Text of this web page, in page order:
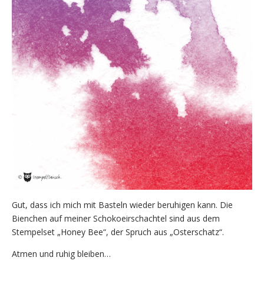
Gut, dass ich mich mit Basteln wieder beruhigen kann. Die
Bienchen auf meiner Schokoeirschachtel sind aus dem
Stempelset „Honey Bee“, der Spruch aus „Osterschatz“.
Atmen und ruhig bleiben…